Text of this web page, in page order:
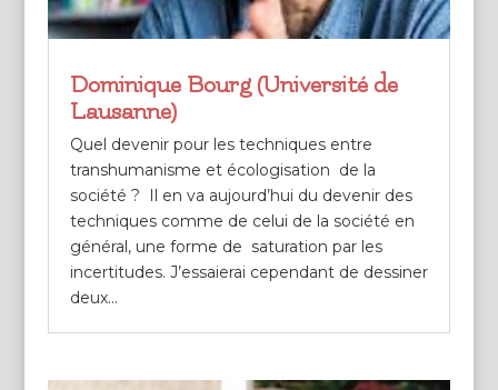
Dominique Bourg (Université de
Lausanne)
Quel devenir pour les techniques entre
transhumanisme et écologisation de la
société ? Il en va aujourd’hui du devenir des
techniques comme de celui de la société en
général, une forme de saturation par les
incertitudes. J’essaierai cependant de dessiner
deux...